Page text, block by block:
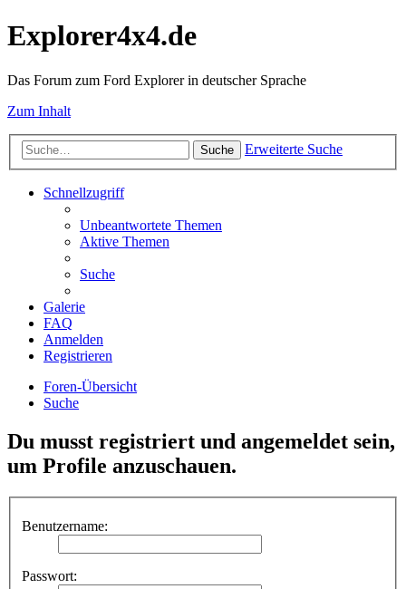
Explorer4x4.de
Das Forum zum Ford Explorer in deutscher Sprache
Zum Inhalt
Suche Erweiterte Suche
Schnellzugriff
Unbeantwortete Themen
Aktive Themen
Suche
Galerie
FAQ
Anmelden
Registrieren
Foren-Übersicht
Suche
Du musst registriert und angemeldet sein,
um Profile anzuschauen.
Benutzername:
Passwort: